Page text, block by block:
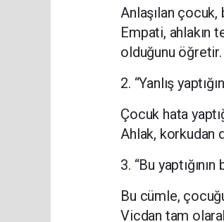
Anlaşılan çocuk,
Empati, ahlakın
olduğunu öğretir.
2. “Yanlış
Çocuk hata
Ahlak, korkudan
3. “Bu
Bu cümle,
Vicdan tam